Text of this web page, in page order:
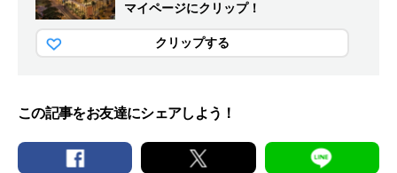
マイページにクリップ！
クリップする
この記事をお友達にシェアしよう！